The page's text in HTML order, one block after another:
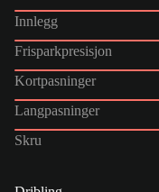
Innlegg
Frisparkpresisjon
Kortpasninger
Langpasninger
Skru